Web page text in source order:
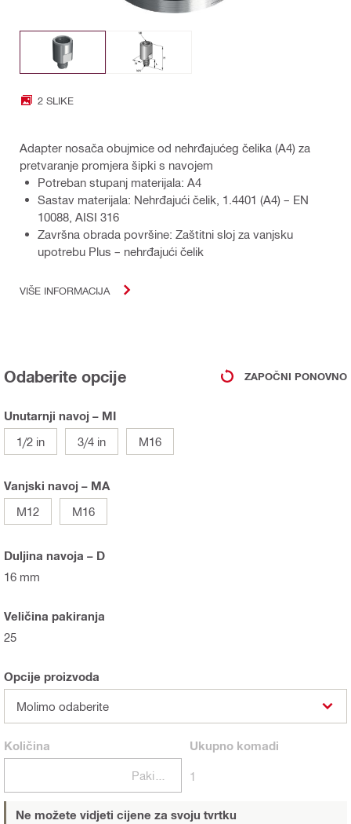
2 SLIKE
Adapter nosača obujmice od nehrđajućeg čelika (A4) za
pretvaranje promjera šipki s navojem
Potreban stupanj materijala: A4
Sastav materijala: Nehrđajući čelik, 1.4401 (A4) – EN
10088, AISI 316
Završna obrada površine: Zaštitni sloj za vanjsku
upotrebu Plus – nehrđajući čelik
VIŠE INFORMACIJA
Odaberite opcije ZAPOČNI PONOVNO
Unutarnji navoj – MI
1/2 in
3/4 in M16
Vanjski navoj – MA
M12
M16
Duljina navoja – D
16 mm
Veličina pakiranja
25
Opcije proizvoda
Molimo odaberite
Količina Ukupnokomadi
1
Ne možete vidjeti cijene za svoju tvrtku